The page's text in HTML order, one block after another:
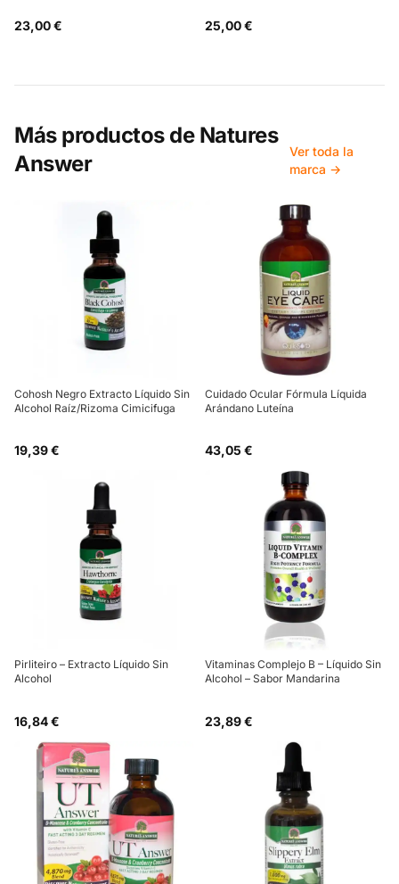
23,00 € 25,00 €
Más productos de Natures
Answer
Ver toda la
marca →
Cohosh Negro Extracto Líquido Sin
Alcohol Raíz/Rizoma Cimicifuga
19,39 €
Cuidado Ocular Fórmula Líquida
Arándano Luteína
43,05 €
Pirliteiro – Extracto Líquido Sin
Alcohol
16,84 €
Vitaminas Complejo B – Líquido Sin
Alcohol – Sabor Mandarina
23,89 €